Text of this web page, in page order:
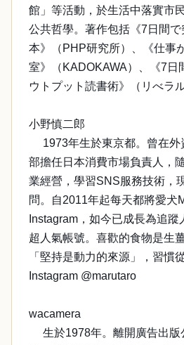
館」等活動，於生活中落實市
公共哲學。著作包括《7日間
本》（PHP研究所）、《仕事
室》（KADOKAWA）、《7日
ウトプット読書術》（リべラ
小野慎二郎
1973年生於東京都。曾在外
部擔任日本消費市場負責人，
業經營，學習SNS服務技術，
問。自2011年起每天都將愛犬
Instagram，如今已成長為追
超人氣帳號。喜歡的食物是生
「堅持是動力的來源」，習慣
Instagram @marutaro
wacamera
生於1978年。離開廣告出版